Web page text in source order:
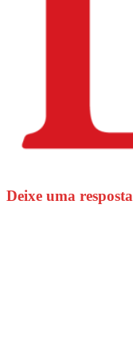
Deixe uma resposta